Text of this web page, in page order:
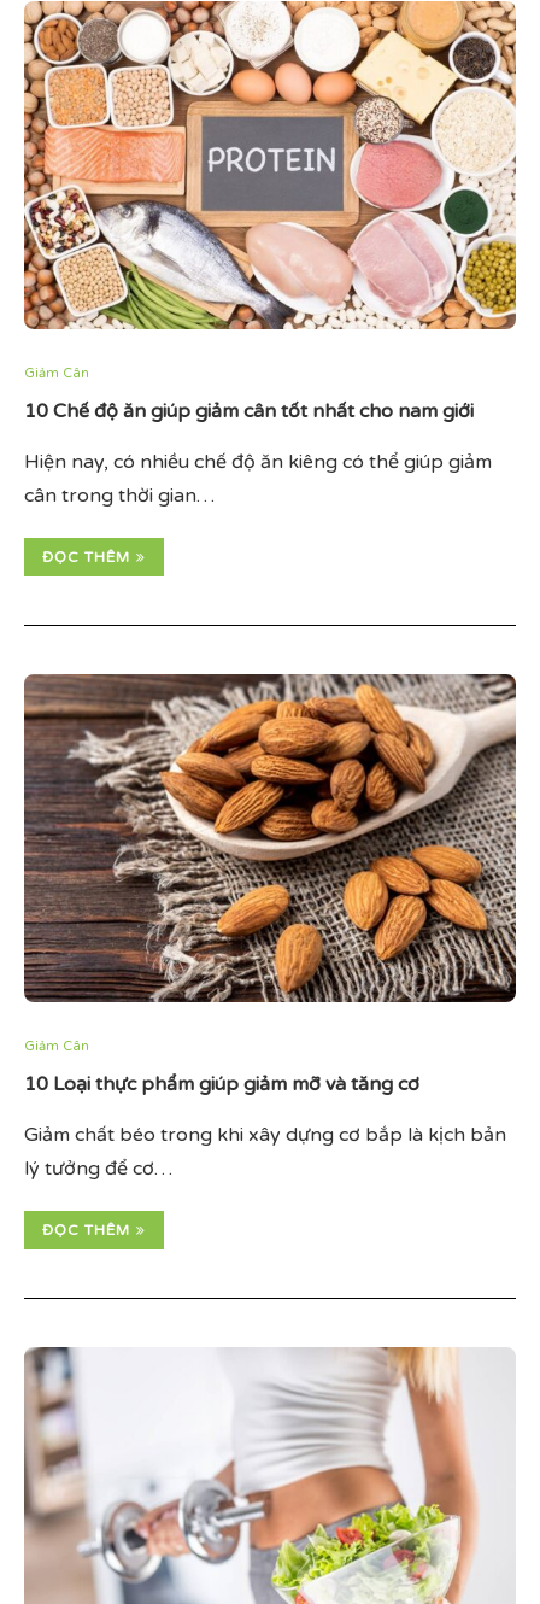
Giảm Cân
10 Chế độ ăn giúp giảm cân tốt nhất cho nam giới
Hiện nay, có nhiều chế độ ăn kiêng có thể giúp giảm
cân trong thời gian…
ĐỌC THÊM
Giảm Cân
10 Loại thực phẩm giúp giảm mỡ và tăng cơ
Giảm chất béo trong khi xây dựng cơ bắp là kịch bản
lý tưởng để cơ…
ĐỌC THÊM